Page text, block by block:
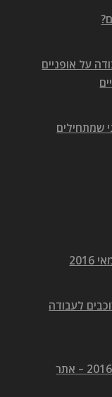
על אופניים
שמתחילים
לעבודה
יום רוכבים לעבודה בהרצליה יוני 2016 – אתר